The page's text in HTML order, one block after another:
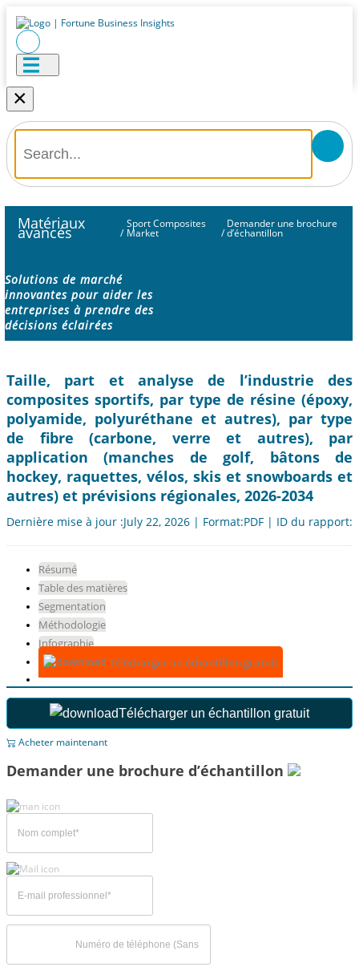
×
Matériaux
avancés /
Sport Composites
Market /
Demander une brochure
d’échantillon
Solutions de marché
innovantes pour aider les
entreprises à prendre des
décisions éclairées
Taille, part et analyse de l’industrie des
composites sportifs, par type de résine (époxy,
polyamide, polyuréthane et autres), par type
de fibre (carbone, verre et autres), par
application (manches de golf, bâtons de
hockey, raquettes, vélos, skis et snowboards et
autres) et prévisions régionales, 2026-2034
Dernière mise à jour :July 22, 2026 | Format:PDF | ID du rapport:
Résumé
Table des matières
Segmentation
Méthodologie
Infographie
Télécharger un échantillon gratuit
Télécharger un échantillon gratuit
Acheter maintenant
Demander une brochure d’échantillon